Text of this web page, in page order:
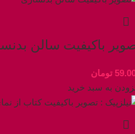
باکیفیت سالن
تومان
به سبد خرید